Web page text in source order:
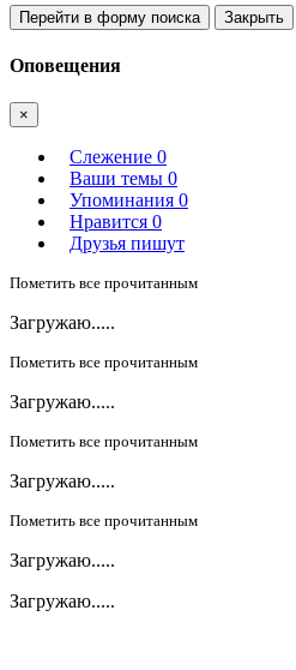
Перейти в форму поиска Закрыть
Оповещения
×
Слежение 0
Ваши темы 0
Упоминания 0
Нравится 0
Друзья пишут
Пометить все прочитанным
Загружаю.....
Пометить все прочитанным
Загружаю.....
Пометить все прочитанным
Загружаю.....
Пометить все прочитанным
Загружаю.....
Загружаю.....